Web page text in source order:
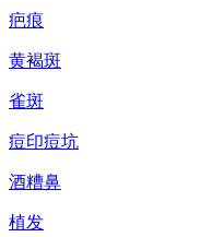
疤痕
黄褐斑
雀斑
痘印痘坑
酒糟鼻
植发